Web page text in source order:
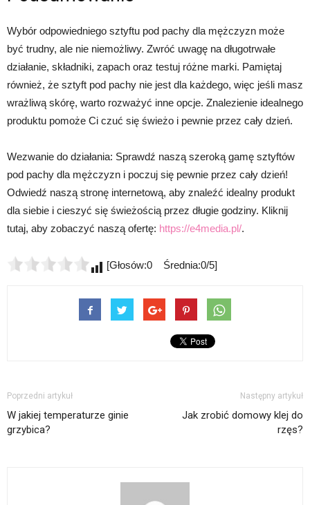
Wybór odpowiedniego sztyftu pod pachy dla mężczyzn może
być trudny, ale nie niemożliwy. Zwróć uwagę na długotrwałe
działanie, składniki, zapach oraz testuj różne marki. Pamiętaj
również, że sztyft pod pachy nie jest dla każdego, więc jeśli masz
wrażliwą skórę, warto rozważyć inne opcje. Znalezienie idealnego
produktu pomoże Ci czuć się świeżo i pewnie przez cały dzień.
Wezwanie do działania: Sprawdź naszą szeroką gamę sztyftów
pod pachy dla mężczyzn i poczuj się pewnie przez cały dzień!
Odwiedź naszą stronę internetową, aby znaleźć idealny produkt
dla siebie i cieszyć się świeżością przez długie godziny. Kliknij
tutaj, aby zobaczyć naszą ofertę: https://e4media.pl/.
[Głosów:0 Średnia:0/5]
Poprzedni artykuł
W jakiej temperaturze ginie
grzybica?
Następny artykuł
Jak zrobić domowy klej do
rzęs?